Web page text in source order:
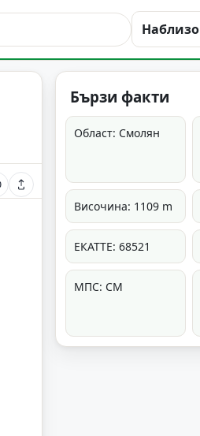
Наблизо
Бързи факти
Област: Смолян
Височина: 1109 m
ЕКАТТЕ: 68521
МПС: СМ